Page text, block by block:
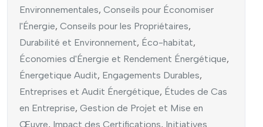
Environnementales, Conseils pour Économiser
l'Énergie, Conseils pour les Propriétaires,
Durabilité et Environnement, Éco-habitat,
Économies d'Énergie et Rendement Énergétique,
Énergetique Audit, Engagements Durables,
Entreprises et Audit Énergétique, Études de Cas
en Entreprise, Gestion de Projet et Mise en
Œuvre, Impact des Certifications, Initiatives